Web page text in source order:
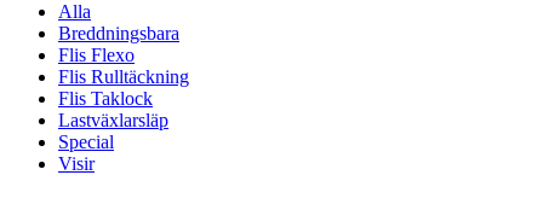
Alla
Breddningsbara
Flis Flexo
Flis Rulltäckning
Flis Taklock
Lastväxlarsläp
Special
Visir